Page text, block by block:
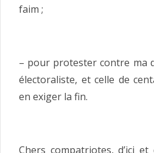
faim ;
– pour protester contre ma
électoraliste, et celle de
en exiger la fin.
Chers compatriotes, d’ici